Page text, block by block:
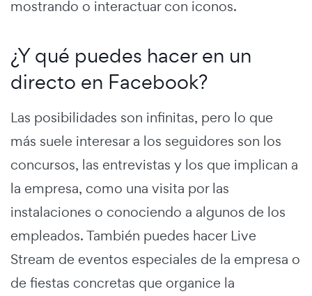
mostrando o interactuar con iconos.
¿Y qué puedes hacer en un
directo en Facebook?
Las posibilidades son infinitas, pero lo que
más suele interesar a los seguidores son los
concursos, las entrevistas y los que implican a
la empresa, como una visita por las
instalaciones o conociendo a algunos de los
empleados. También puedes hacer Live
Stream de eventos especiales de la empresa o
de fiestas concretas que organice la